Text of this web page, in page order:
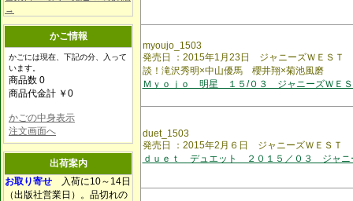
→
かご情報
かごには現在、下記の分、入って
います。
商品数 0
商品代金計 ￥0
かごの中身表示
注文画面へ
出荷案内
お取り寄せ 入荷に10～14日
（出版社営業日）。品切れの
myoujo_1503
発売日 ：2015年1月23日 ジャニーズＷＥＳＴ
談！滝沢秀明×中山優馬 櫻井翔×菊池風磨
Ｍｙｏｊｏ 明星 １５/０３ ジャニーズＷＥ
duet_1503
発売日 ：2015年2月６日 ジャニーズＷＥＳＴ
ｄｕｅｔ デュエット ２０１５／０３ ジャニ